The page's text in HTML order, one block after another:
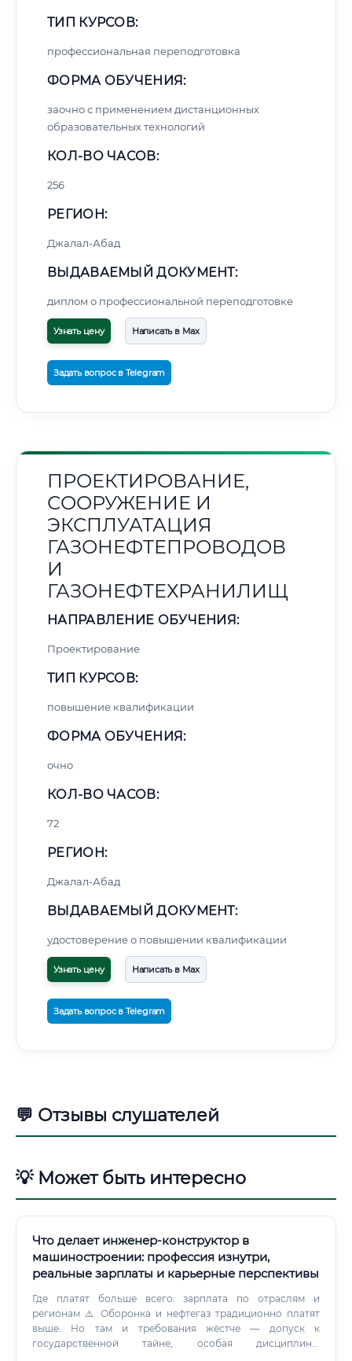
ТИП КУРСОВ:
профессиональная переподготовка
ФОРМА ОБУЧЕНИЯ:
заочно с применением дистанционных
образовательных технологий
КОЛ-ВО ЧАСОВ:
256
РЕГИОН:
Джалал-Абад
ВЫДАВАЕМЫЙ ДОКУМЕНТ:
диплом о профессиональной переподготовке
Узнать цену Написать в Max
Задать вопрос в Telegram
ПРОЕКТИРОВАНИЕ,
СООРУЖЕНИЕ И
ЭКСПЛУАТАЦИЯ
ГАЗОНЕФТЕПРОВОДОВ
И
ГАЗОНЕФТЕХРАНИЛИЩ
НАПРАВЛЕНИЕ ОБУЧЕНИЯ:
Проектирование
ТИП КУРСОВ:
повышение квалификации
ФОРМА ОБУЧЕНИЯ:
очно
КОЛ-ВО ЧАСОВ:
72
РЕГИОН:
Джалал-Абад
ВЫДАВАЕМЫЙ ДОКУМЕНТ:
удостоверение о повышении квалификации
Узнать цену Написать в Max
Задать вопрос в Telegram
💬 Отзывы слушателей
💡 Может быть интересно
Что делает инженер-конструктор в
машиностроении: профессия изнутри,
реальные зарплаты и карьерные перспективы
Где платят больше всего: зарплата по отраслям и
регионам ⚠️ Оборонка и нефтегаз традиционно платят
выше. Но там и требования жёстче — допуск к
государственной тайне, особая дисциплина,